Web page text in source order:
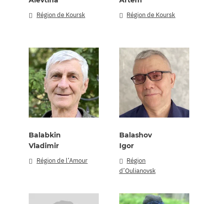
Région de Koursk Région de Koursk
Balabkin
Vladimir
Région de l’Amour
Balashov
Igor
Région
d’Oulianovsk